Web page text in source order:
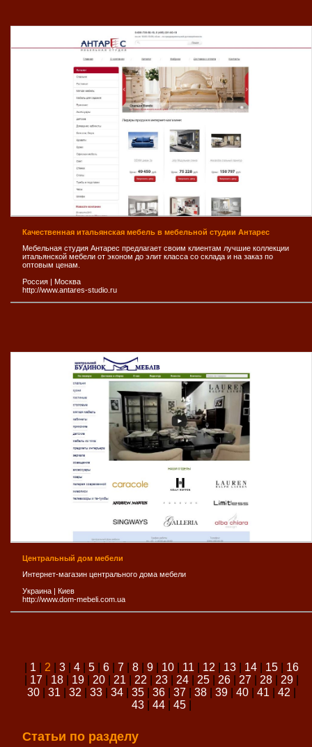
Качественная итальянская мебель в мебельной студии Антарес
Мебельная студия Антарес предлагает своим клиентам лучшие коллекции
итальянской мебели от эконом до элит класса со склада и на заказ по
оптовым ценам.
Россия | Москва
http://www.antares-studio.ru
Центральный дом мебели
Интернет-магазин центрального дома мебели
Украина | Киев
http://www.dom-mebeli.com.ua
1 2 3| 4| 5| 6| 7| 8| 9| 10| 11 12 13| 14| 15| 16
17| 18| 19| 20| 21 22 23| 24| 25| 26| 27| 28| 29|
30| 31 32 33| 34| 35| 36| 37| 38| 39| 40| 41 42
43| 44| 45|
Статьи по разделу